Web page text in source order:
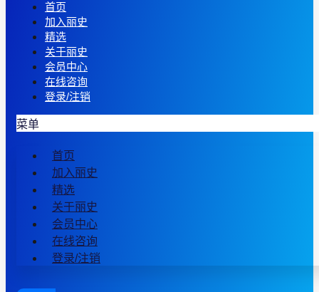
首页
加入丽史
精选
关于丽史
会员中心
在线咨询
登录/注销
菜单
首页
加入丽史
精选
关于丽史
会员中心
在线咨询
登录/注销